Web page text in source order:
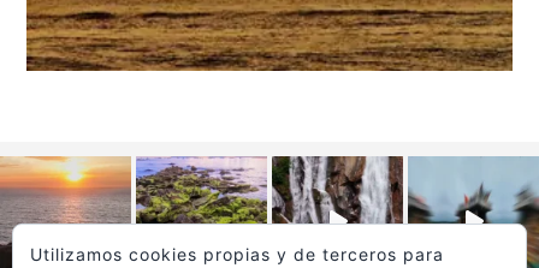
Utilizamos cookies propias y de terceros para